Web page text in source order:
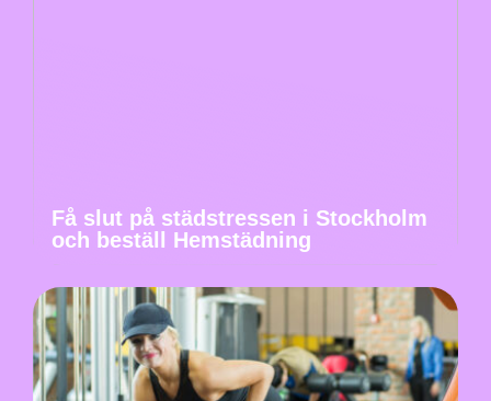
Få slut på städstressen i Stockholm
och beställ Hemstädning